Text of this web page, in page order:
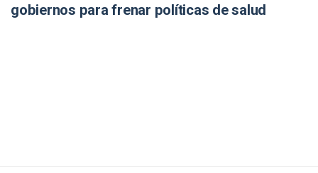
gobiernos para frenar políticas de salud